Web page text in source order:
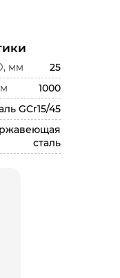
мм
25
1000
GCr15/45
сталь